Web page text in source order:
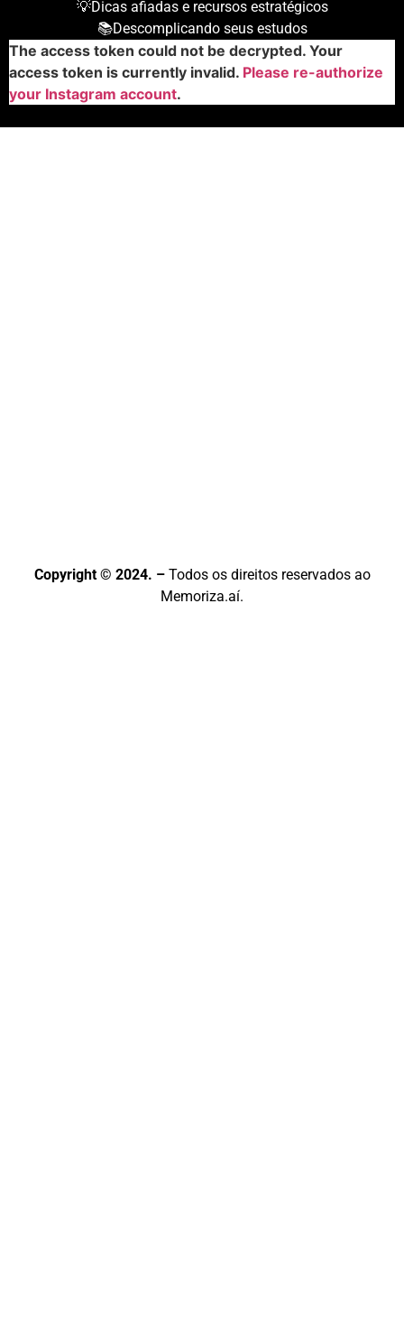
💡Dicas afiadas e recursos estratégicos
📚Descomplicando seus estudos
The access token could not be decrypted. Your
access token is currently invalid. Please re-authorize
your Instagram account.
Copyright © 2024. – Todos os direitos reservados ao
Memoriza.aí.